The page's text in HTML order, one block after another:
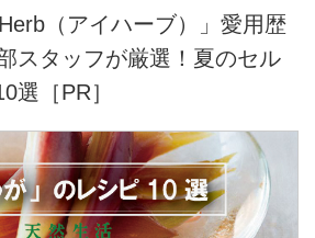
（アイハーブ）」愛用歴
スタッフが厳選！夏のセル
選［PR］